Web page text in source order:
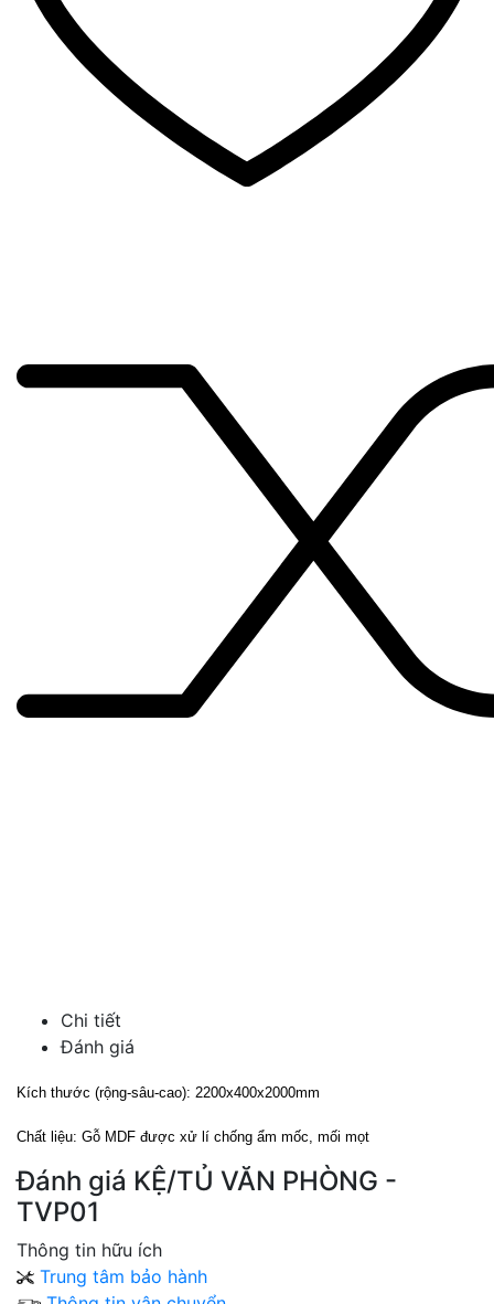
Chi tiết
Đánh giá
Kích thước (rộng-sâu-cao): 2200x400x2000mm
Chất liệu: Gỗ MDF được xử lí chống ẩm mốc, mối mọt
Đánh giá KỆ/TỦ VĂN PHÒNG -
TVP01
Thông tin hữu ích
Trung tâm bảo hành